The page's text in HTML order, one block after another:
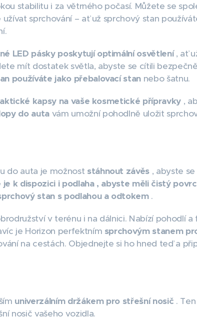
stabilitu i za větrného počasí. Můžete se
sprchování – ať už sprchový stan
LED pásky poskytují optimální osvětlení, ať
mít dostatek světla, abyste se cítili
používáte jako přebalovací stan nebo šatnu.
kapsy na vaše kosmetické přípravky,
do auta vám umožní pohodlně uložit
do auta je možnost stáhnout závěs , abyste
je k dispozici i podlaha , abyste měli čistý
stan s podlahou a odtokem.
v terénu i na dálnici. Nabízí pohodlí
je Horizon perfektním sprchovým stanem
na cestách. Objednejte si ho hned teď a
univerzálním držákem pro střešní nosič .
nosič vašeho vozidla.